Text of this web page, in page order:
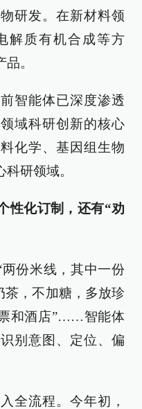
研发。在新材料领
解质有机合成等方
。
智能体已深度渗透
域科研创新的核心
化学、基因组生物
研领域。
性化订制，还有“劝
份米线，其中一份
茶，不加糖，多放珍
和酒店”……智能体
别意图、定位、偏
全流程。今年初，